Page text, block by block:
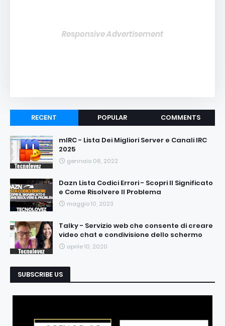
Responsive Advertisement
RECENT POPULAR COMMENTS
mIRC - Lista Dei Migliori Server e Canali IRC
2025
gennaio 06, 2022
Dazn Lista Codici Errori - Scopri Il Significato
e Come Risolvere Il Problema
maggio 10, 2023
Talky - Servizio web che consente di creare
video chat e condivisione dello schermo
aprile 10, 2020
SUBSCRIBE US